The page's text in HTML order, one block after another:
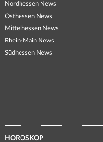
Nordhessen News
Osthessen News
Mittelhessen News
Rhein-Main News
Südhessen News
HOROSKOP